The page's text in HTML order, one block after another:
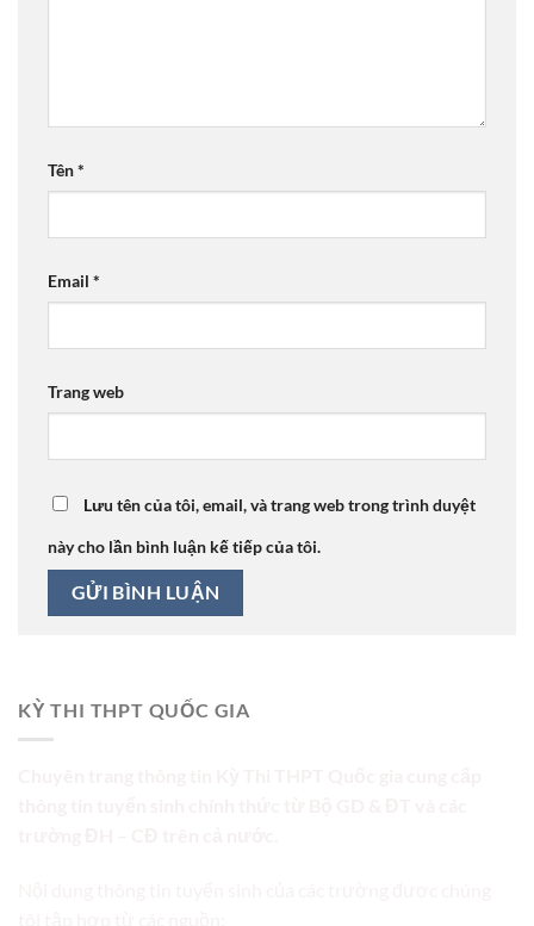
Tên*
Email *
Trang web
Lưu tên của tôi, email, và trang web trong trình duyệt
này cho lần bình luận kế tiếp của tôi.
KỲ THI THPT QUỐC GIA